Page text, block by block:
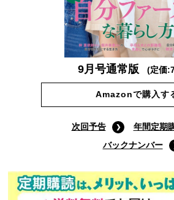
9月号通常版 (定価
Amazonで購入す
次回予告
年間定期
バックナンバー